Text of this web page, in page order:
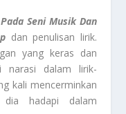
Seni Musik Dan
dan penulisan lirik.
yang keras dan
narasi dalam lirik-
kali mencerminkan
hadapi dalam